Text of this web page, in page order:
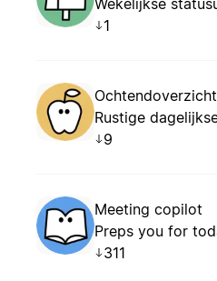
1
Ochtendoverzicht
9
Meeting copilot
311